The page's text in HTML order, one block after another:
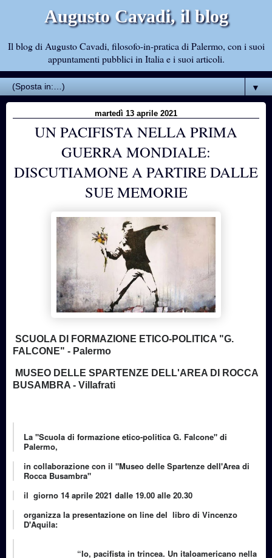
Augusto Cavadi, il blog
Il blog di Augusto Cavadi, filosofo-in-pratica di Palermo, con i suoi
appuntamenti pubblici in Italia e i suoi articoli.
▼
martedì 13 aprile 2021
UN PACIFISTA NELLA PRIMA
GUERRA MONDIALE:
DISCUTIAMONE A PARTIRE DALLE
SUE MEMORIE
SCUOLA DI FORMAZIONE ETICO-POLITICA "G.
FALCONE" - Palermo
MUSEO DELLE SPARTENZE DELL'AREA DI ROCCA
BUSAMBRA - Villafrati
La "Scuola di formazione etico-politica G. Falcone" di
Palermo,
in collaborazione con il "Museo delle Spartenze dell'Area di
Rocca Busambra"
il giorno 14 aprile 2021 dalle 19.00 alle 20.30
organizza la presentazione on line del libro di Vincenzo
D'Aquila:
“Io, pacifista in trincea. Un italoamericano nella